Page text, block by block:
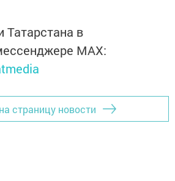
Татарстана в
MАХ:
страницу новости